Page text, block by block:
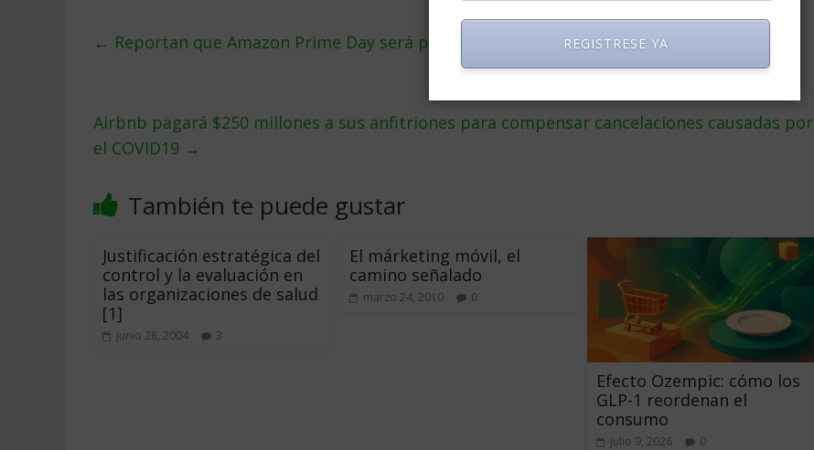
← Reportan que Amazon Prime Day será pospuesto por pandemia de coronavirus
Airbnb pagará $250 millones a sus anfitriones para compensar cancelaciones causadas por
el COVID19 →
También te puede gustar
Justificación estratégica del
control y la evaluación en
las organizaciones de salud
[1]
junio 28, 2004 3
El márketing móvil, el
camino señalado
marzo 24, 2010 0
Efecto Ozempic: cómo los
GLP-1 reordenan el
consumo
julio 9, 2026 0
REGISTRESE YA